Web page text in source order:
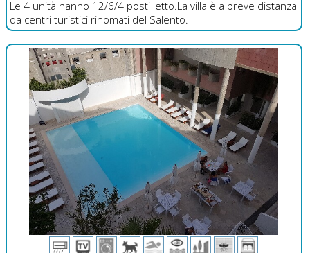
Le 4 unità hanno 12/6/4 posti letto.La villa è a breve distanza
da centri turistici rinomati del Salento.